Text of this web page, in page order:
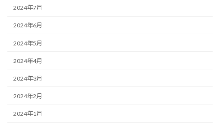
2024年7月
2024年6月
2024年5月
2024年4月
2024年3月
2024年2月
2024年1月